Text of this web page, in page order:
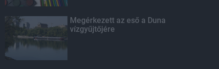
Megérkezett az eső a Duna
vízgyűjtőjére